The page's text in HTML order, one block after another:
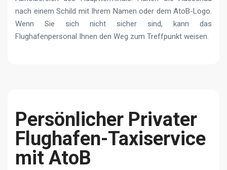
nach einem Schild mit Ihrem Namen oder dem AtoB-Logo.
Wenn Sie sich nicht sicher sind, kann das
Flughafenpersonal Ihnen den Weg zum Treffpunkt weisen.
Persönlicher Privater
Flughafen-Taxiservice
mit AtoB